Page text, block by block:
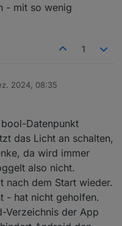
- mit so wenig
1
2024, 08:35
Datenpunkt
das Licht an schalten,
da wird immer
also nicht.
nach dem Start wieder.
- hat nicht geholfen.
Verzeichnis der App